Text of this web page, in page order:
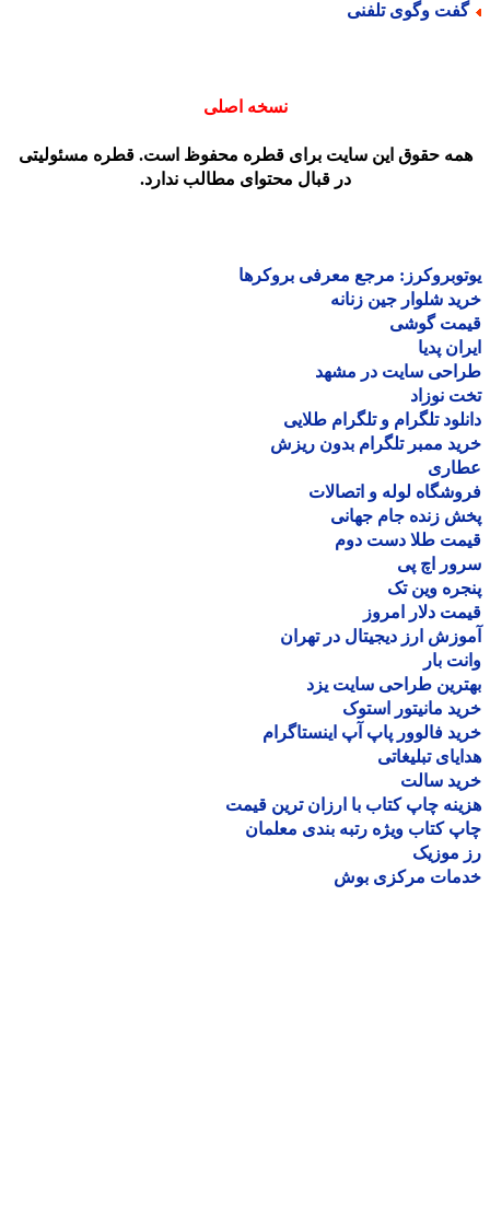
وگوی تلفنی
نسخه اصلی
حقوق این سایت برای قطره محفوظ است. قطره مسئولیتی
در قبال محتوای مطالب ندارد.
مرجع معرفی بروکرها
شلوار جین زنانه
گوشی
پدیا
سایت در مشهد
نوزاد
تلگرام و تلگرام طلایی
ممبر تلگرام بدون ریزش
لوله و اتصالات
زنده جام جهانی
طلا دست دوم
اچ پی
وین تک
دلار امروز
ارز دیجیتال در تهران
بار
طراحی سایت یزد
مانیتور استوک
فالوور پاپ آپ اینستاگرام
تبلیغاتی
سالت
چاپ کتاب با ارزان ترین قیمت
کتاب ویژه رتبه بندی معلمان
موزیک
مرکزی بوش